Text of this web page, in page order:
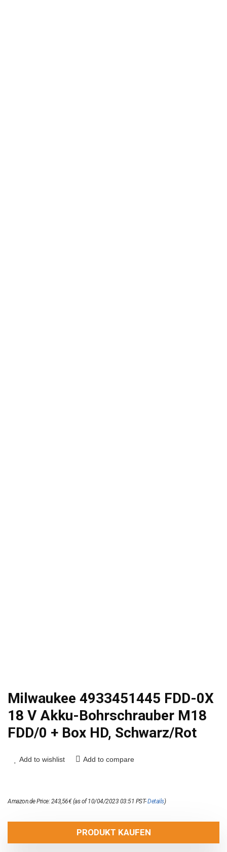
Milwaukee 4933451445 FDD-0X
18 V Akku-Bohrschrauber M18
FDD/0 + Box HD, Schwarz/Rot
Add to wishlist Add to compare
Amazon.de Price:243,56€(as of 10/04/2023 03:51 PST-Details)
PRODUKT KAUFEN